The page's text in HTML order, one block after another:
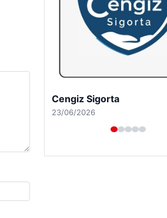
Hastaş Beton
26/05/2026